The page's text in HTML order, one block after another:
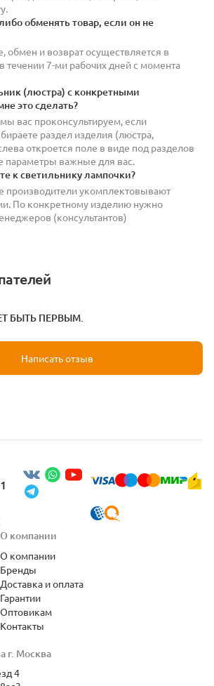
обменять товар, если он не
обмен и возврат осуществляется в
течении 7-ми рабочих дней с момента
(люстра) с конкретными
это сделать?
вас проконсультируем, если
раздел изделия (люстра,
откроется поле в виде под разделов
параметры важные для вас.
к светильнику лампочки?
производители укомплектовывают
По конкретному изделию нужно
(консультантов)
БЫТЬ ПЕРВЫМ.
Написать отзыв
г. Москва
4
О компании
О компании
Бренды
Доставка и оплата
Гарантии
Оптовикам
Контакты